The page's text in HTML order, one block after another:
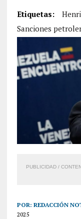
Etiquetas:
Sanciones
PUBLICIDAD /
POR: REDACCIÓN
2025